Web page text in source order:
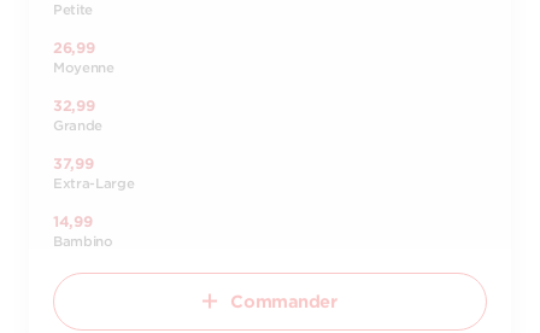
Petite
26,99
Moyenne
32,99
Grande
37,99
Extra-Large
14,99
Bambino
Commander